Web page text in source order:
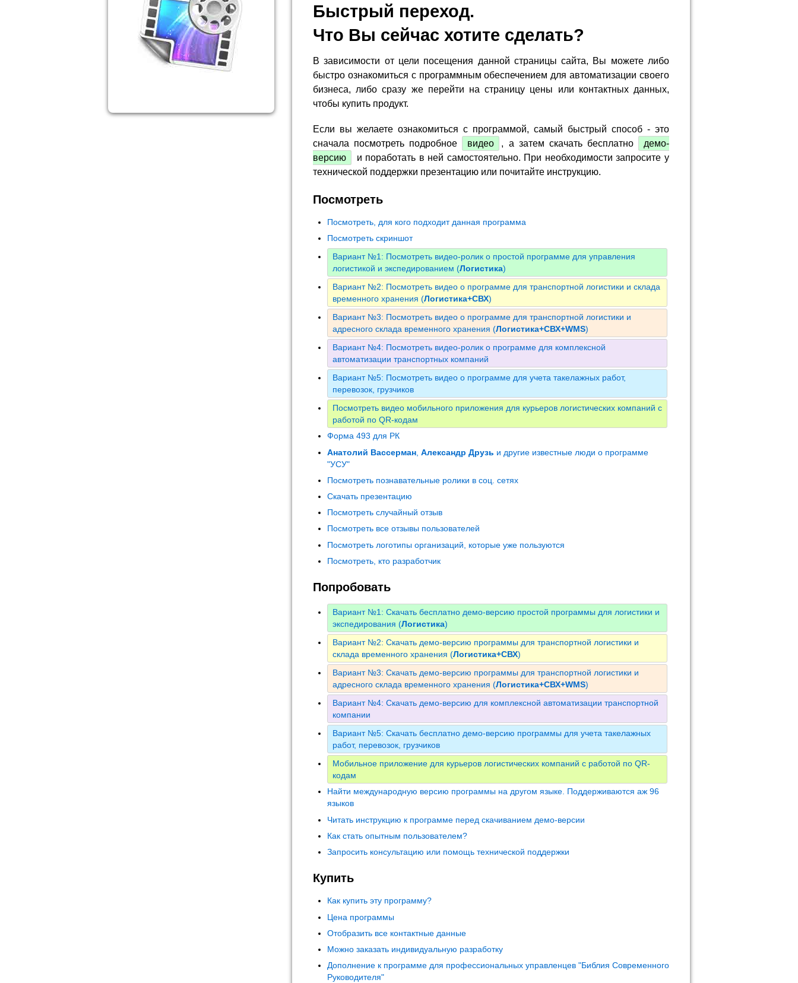
Быстрый переход.
Что Вы сейчас хотите сделать?
В зависимости от цели посещения данной страницы сайта, Вы можете либо
быстро ознакомиться с программным обеспечением для автоматизации своего
бизнеса, либо сразу же перейти на страницу цены или контактных данных,
чтобы купить продукт.
Если вы желаете ознакомиться с программой, самый быстрый способ - это
сначала посмотреть подробное
видео , а затем скачать бесплатно
демо-
версию
и поработать в ней самостоятельно. При необходимости запросите у
технической поддержки презентацию или почитайте инструкцию.
Посмотреть
Посмотреть, для кого подходит данная программа
Посмотреть скриншот
Вариант №1: Посмотреть видео-ролик о простой программе для управления
логистикой и экспедированием (Логистика)
Вариант №2: Посмотреть видео о программе для транспортной логистики и склада
временного хранения (Логистика+СВХ)
Вариант №3: Посмотреть видео о программе для транспортной логистики и
адресного склада временного хранения (Логистика+СВХ+WMS)
Вариант №4: Посмотреть видео-ролик о программе для комплексной
автоматизации транспортных компаний
Вариант №5: Посмотреть видео о программе для учета такелажных работ,
перевозок, грузчиков
Посмотреть видео мобильного приложения для курьеров логистических компаний с
работой по QR-кодам
Форма 493 для РК
Анатолий Вассерман Александр Друзь и другие известные люди о программе
"УСУ"
Посмотреть познавательные ролики в соц. сетях
Скачать презентацию
Посмотреть случайный отзыв
Посмотреть все отзывы пользователей
Посмотреть логотипы организаций, которые уже пользуются
Посмотреть, кто разработчик
Попробовать
Вариант №1: Скачать бесплатно демо-версию простой программы для логистики и
экспедирования (Логистика)
Вариант №2: Скачать демо-версию программы для транспортной логистики и
склада временного хранения (Логистика+СВХ)
Вариант №3: Скачать демо-версию программы для транспортной логистики и
адресного склада временного хранения (Логистика+СВХ+WMS)
Вариант №4: Скачать демо-версию для комплексной автоматизации транспортной
компании
Вариант №5: Скачать бесплатно демо-версию программы для учета такелажных
работ, перевозок, грузчиков
Мобильное приложение для курьеров логистических компаний с работой по QR-
кодам
Найти международную версию программы на другом языке. Поддерживаются аж 96
языков
Читать инструкцию к программе перед скачиванием демо-версии
Как стать опытным пользователем?
Запросить консультацию или помощь технической поддержки
Купить
Как купить эту программу?
Цена программы
Отобразить все контактные данные
Можно заказать индивидуальную разработку
Дополнение к программе для профессиональных управленцев "Библия Современного
Руководителя"